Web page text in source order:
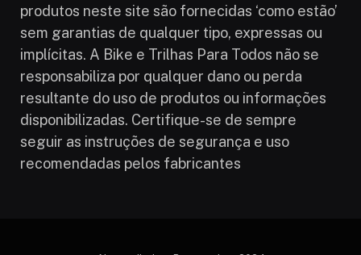
produtos neste site são fornecidas ‘como estão’
sem garantias de qualquer tipo, expressas ou
implícitas. A Bike e Trilhas Para Todos não se
responsabiliza por qualquer dano ou perda
resultante do uso de produtos ou informações
disponibilizadas. Certifique-se de sempre
seguir as instruções de segurança e uso
recomendadas pelos fabricantes